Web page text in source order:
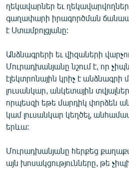
ղեկավարներ եւ
գաղափարի իրագործման
է Ստամբոլցյանը:
Անձնագրերի եւ վիզաների
Մուրադխանյանը նշում է, որ
էլեկտրոնային կրիչ է անձնագրի
լուսանկար, անկետային
որպեսզի եթե մարդիկ փորձեն
կամ լուսանկար կեղծել,
երևա:
Մուրադխանյանը հերքեց
այն խոսակցությունները, թե